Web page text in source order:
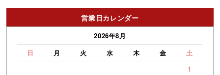
営業日カレンダー
2026年8月
日
月 火 水 木 金
土
1